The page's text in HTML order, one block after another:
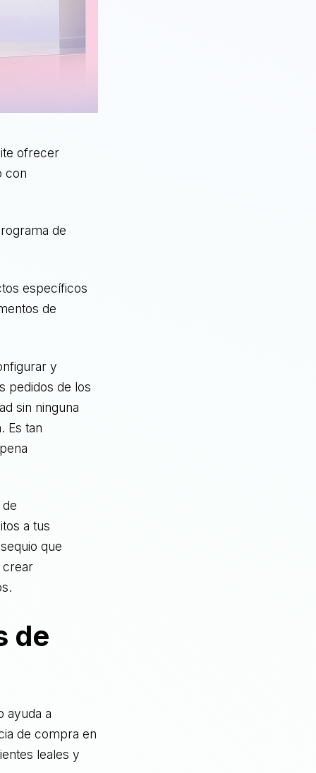
ofrecer
con
de
específicos
de
y
pedidos de los
sin ninguna
Es tan
a tus
que
crear
de
ayuda a
de compra en
leales y